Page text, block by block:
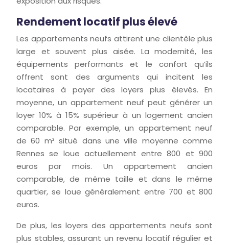
Rendement locatif plus élevé
Les appartements neufs attirent une clientèle plus
large et souvent plus aisée. La modernité, les
équipements performants et le confort qu’ils
offrent sont des arguments qui incitent les
locataires à payer des loyers plus élevés. En
moyenne, un appartement neuf peut générer un
loyer 10% à 15% supérieur à un logement ancien
comparable. Par exemple, un appartement neuf
de 60 m² situé dans une ville moyenne comme
Rennes se loue actuellement entre 800 et 900
euros par mois. Un appartement ancien
comparable, de même taille et dans le même
quartier, se loue généralement entre 700 et 800
euros.
De plus, les loyers des appartements neufs sont
plus stables, assurant un revenu locatif régulier et